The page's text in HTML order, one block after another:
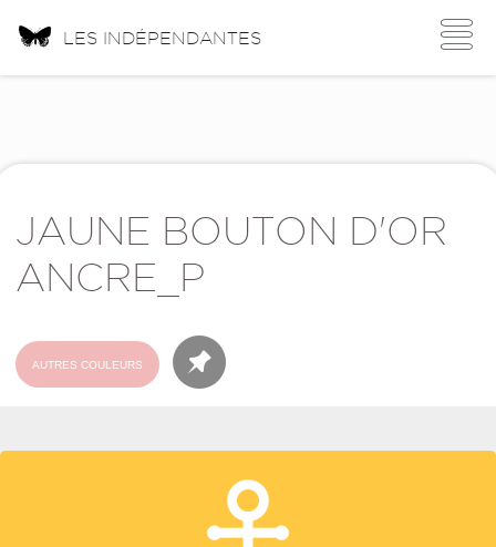
Toggle
LES INDÉPENDANTES
JAUNE BOUTON D'OR
ANCRE_P
AUTRES COULEURS